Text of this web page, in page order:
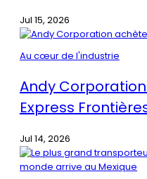
Jul 15, 2026
Au cœur de l'industrie
Andy
Express
Jul 14, 2026